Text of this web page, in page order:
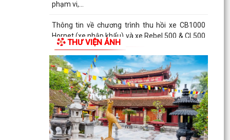
phạm vi,...
Thông tin về chương trình thu hồi xe CB1000
Hornet (xe nhập khẩu) và xe Rebel 500 & CL500
(xe nhập...
TÀI LIỆU KỲ HỌP THỨ BA, KHÓA XXIII, NHIỆM KỲ
2026 - 2031
Thông báo về việc phổ biến, công khai thủ tục
hành chính nội bộ ban hành mới lĩnh vực thương
mại...
THƯ VIỆN ẢNH